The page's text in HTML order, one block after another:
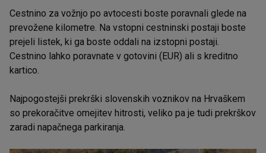
Cestnino za vožnjo po avtocesti boste poravnali glede na
prevožene kilometre. Na vstopni cestninski postaji boste
prejeli listek, ki ga boste oddali na izstopni postaji.
Cestnino lahko poravnate v gotovini (EUR) ali s kreditno
kartico.
Najpogostejši prekrški slovenskih voznikov na Hrvaškem
so prekoračitve omejitev hitrosti, veliko pa je tudi prekrškov
zaradi napačnega parkiranja.